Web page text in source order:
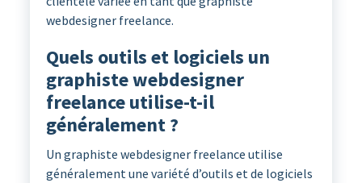
webdesigner freelance.
Quels outils et logiciels un
graphiste webdesigner
freelance utilise-t-il
généralement ?
Un graphiste webdesigner freelance utilise
généralement une variété d’outils et de logiciels